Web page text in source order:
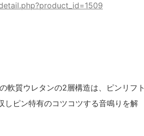
軟質ウレタンの2層構造は、ピンリフト
しピン特有のコツコツする音鳴りを解